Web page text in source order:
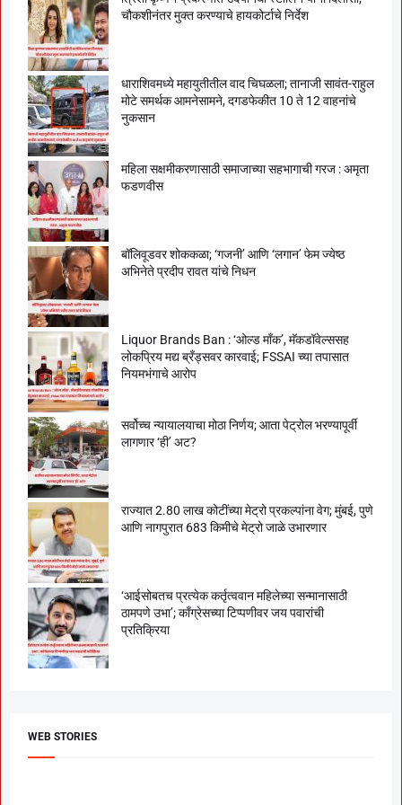
चौकशीनंतर मुक्त करण्याचे हायकोर्टाचे निर्देश
धाराशिवमध्ये महायुतीतील वाद चिघळला; तानाजी सावंत-राहुल
मोटे समर्थक आमनेसामने, दगडफेकीत 10 ते 12 वाहनांचे
नुकसान
महिला सक्षमीकरणासाठी समाजाच्या सहभागाची गरज : अमृता
फडणवीस
बॉलिवूडवर शोककळा; ‘गजनी’ आणि ‘लगान’ फेम ज्येष्ठ
अभिनेते प्रदीप रावत यांचे निधन
Liquor Brands Ban : ‘ओल्ड मॉंक’, मॅकडॉवेल्ससह
लोकप्रिय मद्य ब्रँड्सवर कारवाई; FSSAI च्या तपासात
नियमभंगाचे आरोप
सर्वोच्च न्यायालयाचा मोठा निर्णय; आता पेट्रोल भरण्यापूर्वी
लागणार ‘ही’ अट?
राज्यात 2.80 लाख कोटींच्या मेट्रो प्रकल्पांना वेग; मुंबई, पुणे
आणि नागपुरात 683 किमीचे मेट्रो जाळे उभारणार
‘आईसोबतच प्रत्येक कर्तृत्ववान महिलेच्या सन्मानासाठी
ठामपणे उभा’; काँग्रेसच्या टिप्पणीवर जय पवारांची
प्रतिक्रिया
WEB STORIES